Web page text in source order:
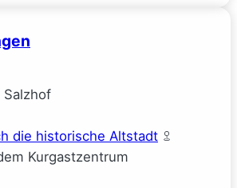
Salzhof
die historische Altstadt
Kurgastzentrum